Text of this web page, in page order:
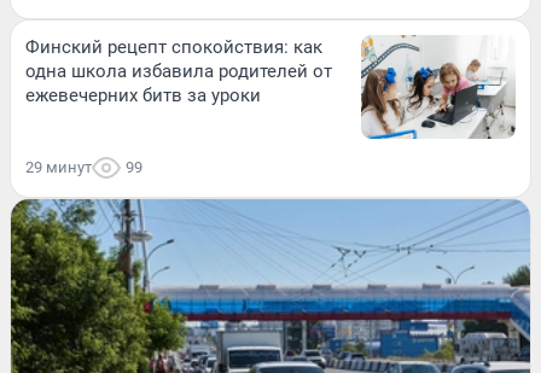
Финский рецепт спокойствия: как
одна школа избавила родителей от
ежевечерних битв за уроки
29 минут 99